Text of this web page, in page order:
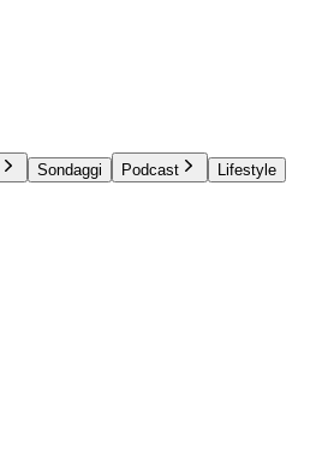
Sondaggi Podcast
Lifestyle